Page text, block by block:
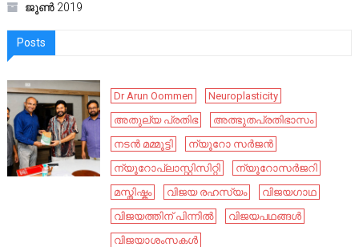
ജൂൺ 2019
Posts
Dr Arun Oommen
Neuroplasticity
അതുല്യ പ്രതിഭ
അത്ഭുതപ്രതിഭാസം
നടൻ മമ്മൂട്ടി
ന്യൂറോ സർജൻ
ന്യൂറോപ്ലാസ്റ്റിസിറ്റി
ന്യൂറോസർജറി
മസ്തിഷ്കം
വിജയ രഹസ്യം
വിജയഗാഥ
വിജയത്തിന് പിന്നിൽ
വിജയപഥങ്ങൾ
വിജയാശംസകൾ